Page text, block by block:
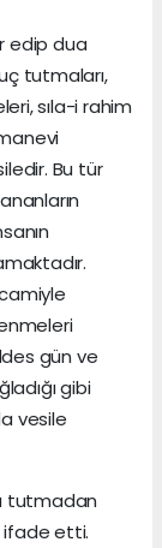
edip dua
tutmaları,
sıla-i rahim
Bu tür
gün ve
gibi
vesile
tutmadan
ifade etti.